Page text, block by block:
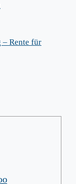
– Rente für